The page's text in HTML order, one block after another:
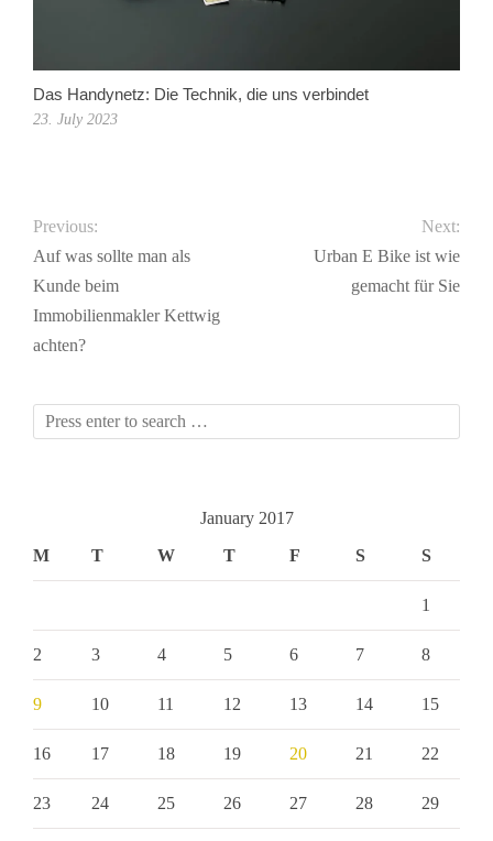
Das Handynetz: Die Technik, die uns verbindet
23. July 2023
Previous:
Auf was sollte man als
Kunde beim
Immobilienmakler Kettwig
achten?
Next:
Urban E Bike ist wie
gemacht für Sie
January 2017
M
T W T F S S
1
2 3 4 5 6 7 8
9 10 11 12 13 14 15
16 17 18 19 20 21 22
23 24 25 26 27 28 29